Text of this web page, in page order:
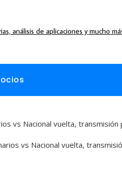
análisis de aplicaciones y mucho
vs Nacional vuelta,